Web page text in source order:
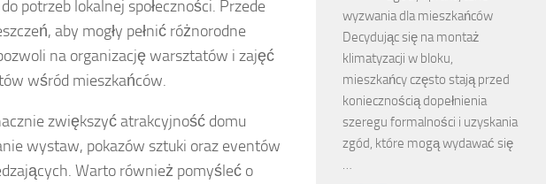
potrzeb lokalnej społeczności. Przede
aby mogły pełnić różnorodne
na organizację warsztatów i zajęć
wśród mieszkańców.
zwiększyć atrakcyjność domu
wystaw, pokazów sztuki oraz eventów
Warto również pomyśleć o
wyzwania dla mieszkańców
Decydując się na montaż
klimatyzacji w bloku,
mieszkańcy często stają przed
koniecznością dopełnienia
szeregu formalności i uzyskania
zgód, które mogą wydawać się
…